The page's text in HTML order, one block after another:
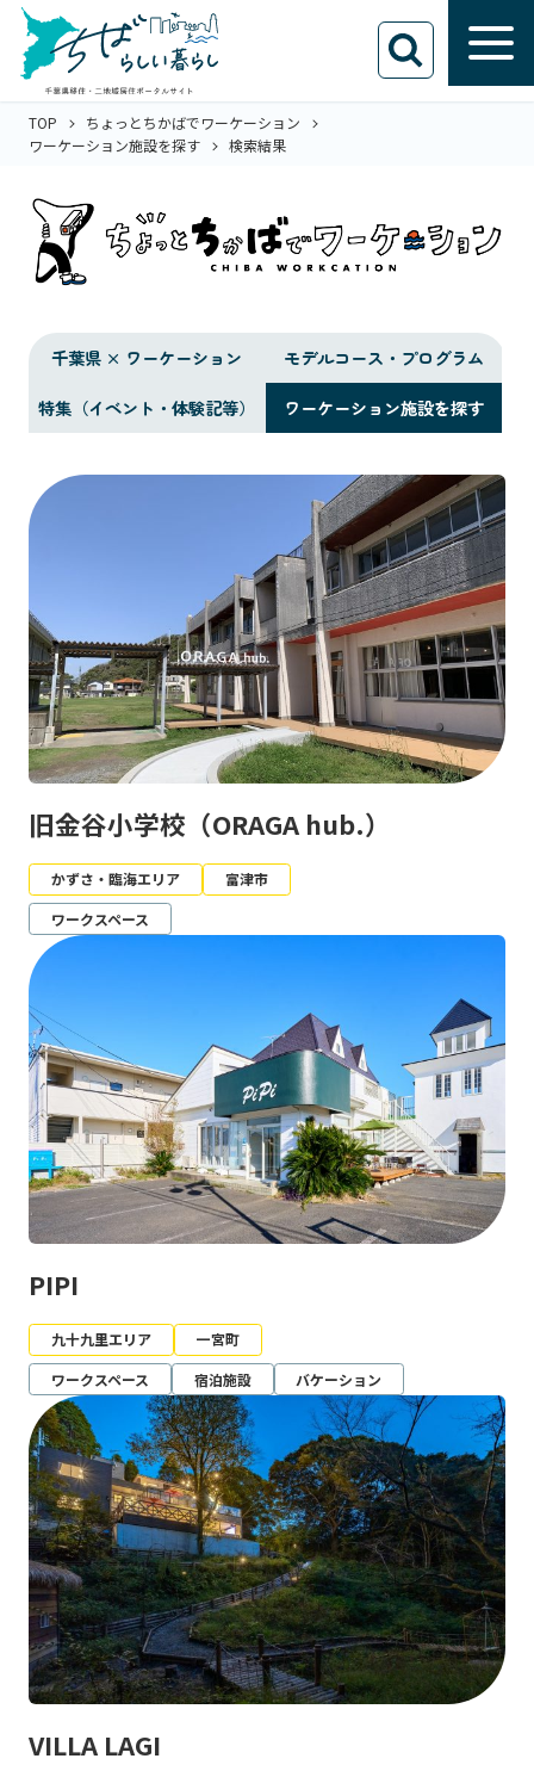
TOP
ちょっとちかばでワーケーション
ワーケーション施設を探す
検索結果
千葉県 × ワーケーション
モデルコース・プログラム
特集（イベント・体験記等）
ワーケーション施設を探す
旧金谷小学校（ORAGA hub.）
かずさ・臨海エリア
富津市
ワークスペース
PIPI
九十九里エリア
一宮町
ワークスペース
宿泊施設 バケーション
VILLA LAGI